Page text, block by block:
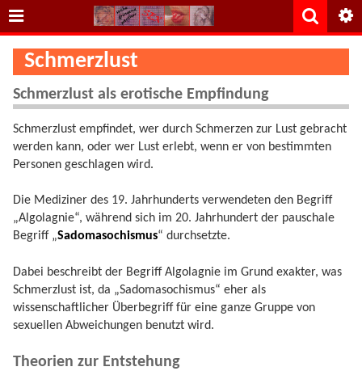
Schmerzlust
Schmerzlust als erotische Empfindung
Schmerzlust empfindet, wer durch Schmerzen zur Lust gebracht
werden kann, oder wer Lust erlebt, wenn er von bestimmten
Personen geschlagen wird.
Die Mediziner des 19. Jahrhunderts verwendeten den Begriff
„Algolagnie“, während sich im 20. Jahrhundert der pauschale
Begriff „Sadomasochismus“ durchsetzte.
Dabei beschreibt der Begriff Algolagnie im Grund exakter, was
Schmerzlust ist, da „Sadomasochismus“ eher als
wissenschaftlicher Überbegriff für eine ganze Gruppe von
sexuellen Abweichungen benutzt wird.
Theorien zur Entstehung